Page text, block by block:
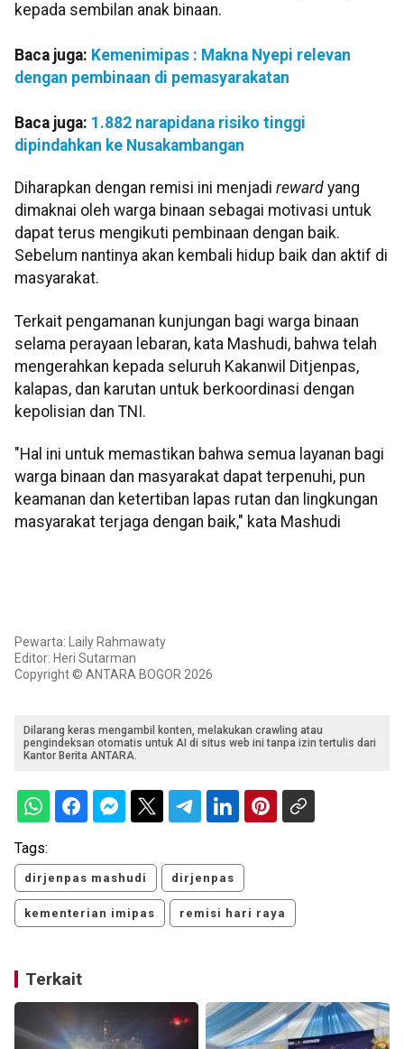
kepada sembilan anak binaan.
Baca juga: Kemenimipas : Makna Nyepi relevan
dengan pembinaan di pemasyarakatan
Baca juga: 1.882 narapidana risiko tinggi
dipindahkan ke Nusakambangan
Diharapkan dengan remisi ini menjadi reward yang
dimaknai oleh warga binaan sebagai motivasi untuk
dapat terus mengikuti pembinaan dengan baik.
Sebelum nantinya akan kembali hidup baik dan aktif di
masyarakat.
Terkait pengamanan kunjungan bagi warga binaan
selama perayaan lebaran, kata Mashudi, bahwa telah
mengerahkan kepada seluruh Kakanwil Ditjenpas,
kalapas, dan karutan untuk berkoordinasi dengan
kepolisian dan TNI.
"Hal ini untuk memastikan bahwa semua layanan bagi
warga binaan dan masyarakat dapat terpenuhi, pun
keamanan dan ketertiban lapas rutan dan lingkungan
masyarakat terjaga dengan baik," kata Mashudi
Pewarta: Laily Rahmawaty
Editor: Heri Sutarman
Copyright © ANTARA BOGOR 2026
Dilarang keras mengambil konten, melakukan crawling atau
pengindeksan otomatis untuk AI di situs web ini tanpa izin tertulis dari
Kantor Berita ANTARA.
Tags:
dirjenpas mashudi dirjenpas
kementerian imipas remisi hari raya
Terkait